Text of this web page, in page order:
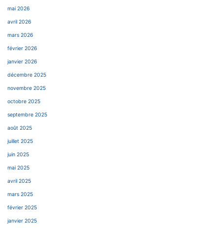
mai 2026
avril 2026
mars 2026
février 2026
janvier 2026
décembre 2025
novembre 2025
octobre 2025
septembre 2025
août 2025
juillet 2025
juin 2025
mai 2025
avril 2025
mars 2025
février 2025
janvier 2025